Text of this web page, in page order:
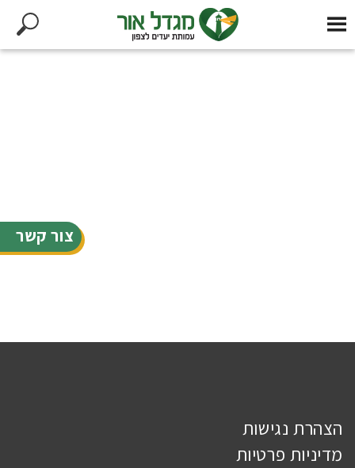
צור קשר
הצהרת נגישות
מדיניות פרטיות